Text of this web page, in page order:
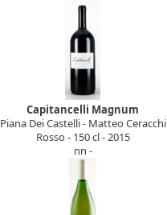
Capitancelli Magnum
Piana Dei Castelli - Matteo Ceracchi
Rosso - 150 cl - 2015
nn -